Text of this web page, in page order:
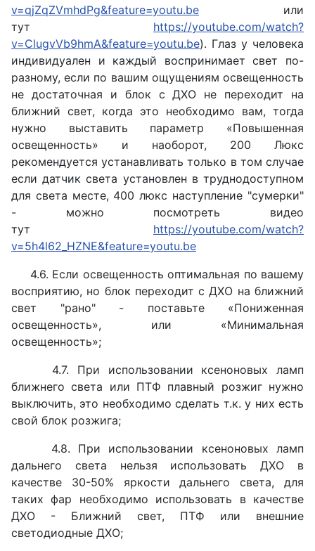
v=qjZqZVmhdPg&feature=youtu.be или
тут https://youtube.com/watch?
v=ClugvVb9hmA&feature=youtu.be). Глаз у человека
индивидуален и каждый воспринимает свет по-
разному, если по вашим ощущениям освещенность
не достаточная и блок с ДХО не переходит на
ближний свет, когда это необходимо вам, тогда
нужно выставить параметр «Повышенная
освещенность» и наоборот, 200 Люкс
рекомендуется устанавливать только в том случае
если датчик света установлен в труднодоступном
для света месте, 400 люкс наступление "сумерки"
- можно посмотреть видео
тут https://youtube.com/watch?
v=5h4l62_HZNE&feature=youtu.be
4.6. Если освещенность оптимальная по вашему
восприятию, но блок переходит с ДХО на ближний
свет "рано" - поставьте «Пониженная
освещенность», или «Минимальная
освещенность»;
4.7. При использовании ксеноновых ламп
ближнего света или ПТФ плавный розжиг нужно
выключить, это необходимо сделать т.к. у них есть
свой блок розжига;
4.8. При использовании ксеноновых ламп
дальнего света нельзя использовать ДХО в
качестве 30-50% яркости дальнего света, для
таких фар необходимо использовать в качестве
ДХО - Ближний свет, ПТФ или внешние
светодиодные ДХО;